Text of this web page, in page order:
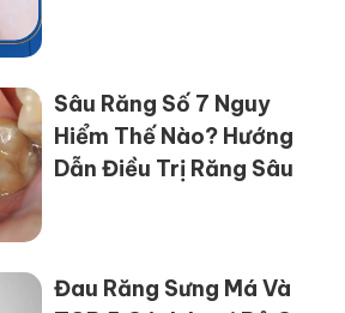
Sâu Răng Số 7 Nguy
Hiểm Thế Nào? Hướng
Dẫn Điều Trị Răng Sâu
Đau Răng Sưng Má Và